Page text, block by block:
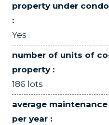
property under
:
Yes
number of units of
property :
186 lots
average
per year :